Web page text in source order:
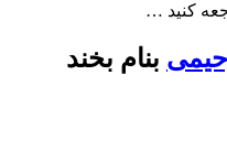
کنید …
بنام بخند